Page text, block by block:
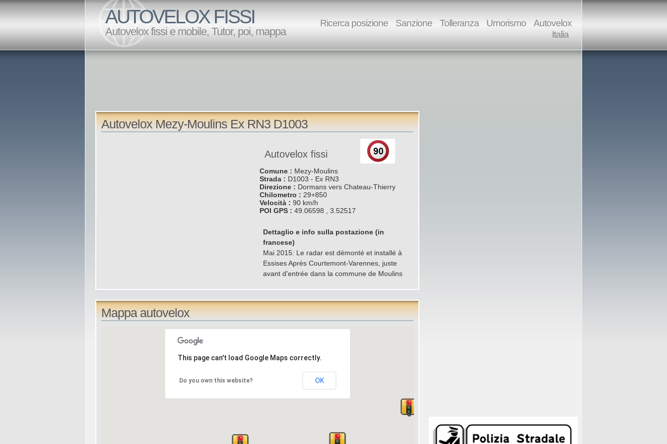
AUTOVELOX FISSI
Autovelox fissi e mobile, Tutor, poi, mappa
Ricerca posizione Sanzione Tolleranza Umorismo
Autovelox
Italia
Autovelox Mezy-Moulins Ex RN3 D1003
Autovelox fissi
Comune : Mezy-Moulins
Strada : D1003 - Ex RN3
Direzione : Dormans vers Chateau-Thierry
Chilometro : 29+850
Velocità : 90 km/h
POI GPS : 49.06598 , 3.52517
Dettaglio e info sulla postazione (in
francese)
Mai 2015: Le radar est démonté et installé à
Essises Après Courtemont-Varennes, juste
avant d'entrée dans la commune de Moulins
Mappa autovelox
This page can't load Google Maps correctly.
Do you own this website? OK